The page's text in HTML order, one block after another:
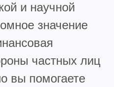
и научной
значение
частных лиц
вы помогаете